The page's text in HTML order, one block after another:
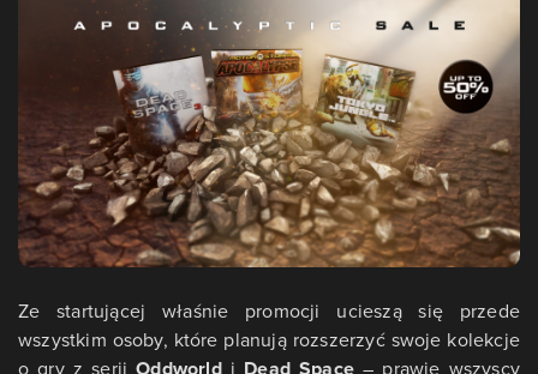
Ze startującej właśnie promocji ucieszą się przede
wszystkim osoby, które planują rozszerzyć swoje kolekcje
o gry z serii
i
– prawie wszyscy